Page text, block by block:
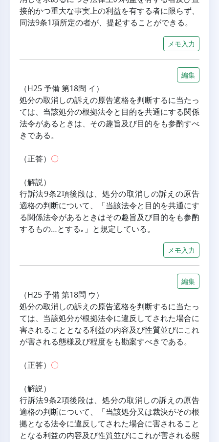
接的かつ重大な事実上の利益を有する者に限らず、
同法9条1項所定の者が、提起することができる。
メモ入力
編集
（H25 予備 第18問 イ）
処分の取消しの訴えの原告適格を判断するに当たっ
ては、当該処分の根拠法令と目的を共通にする関係
法令があるときは、その趣旨及び目的をも参酌すべ
きである。
（正答） 〇
（解説）
行訴法9条2項後段は、処分の取消しの訴えの原告
適格の判断について、「当該法令と目的を共通にす
る関係法令があるときはその趣旨及び目的をも参酌
するもの…とする｡」と規定している。
メモ入力
編集
（H25 予備 第18問 ウ）
処分の取消しの訴えの原告適格を判断するに当たっ
ては、当該処分が根拠法令に違反してされた場合に
害されることとなる利益の内容及び性質並びにこれ
が害される態様及び程度をも勘案すべきである。
（正答） 〇
（解説）
行訴法9条2項後段は、処分の取消しの訴えの原告
適格の判断について、「当該処分又は裁決がその根
拠となる法令に違反してされた場合に害されること
となる利益の内容及び性質並びにこれが害される態